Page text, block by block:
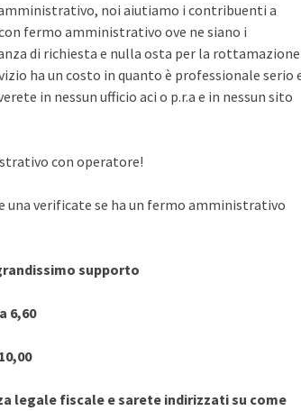
noi aiutiamo i contribuenti a
fermo amministrativo ove ne siano i
di richiesta e nulla osta per la rottamazione
ha un costo in quanto è professionale serio
in nessun ufficio aci o p.r.a e in nessun sito
con operatore!
una verificate se ha un fermo amministrativo
supporto
6,60
legale fiscale e sarete indirizzati su come